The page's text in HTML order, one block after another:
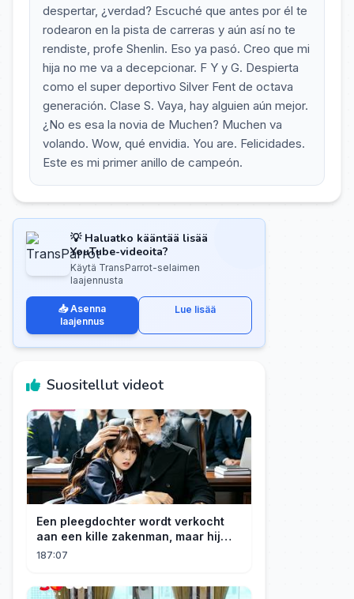
despertar, ¿verdad? Escuché que antes por él te
rodearon en la pista de carreras y aún así no te
rendiste, profe Shenlin. Eso ya pasó. Creo que mi
hija no me va a decepcionar. F Y y G. Despierta
como el super deportivo Silver Fent de octava
generación. Clase S. Vaya, hay alguien aún mejor.
¿No es esa la novia de Muchen? Muchen va
volando. Wow, qué envidia. You are. Felicidades.
Este es mi primer anillo de campeón.
💡 Haluatko kääntää lisää
YouTube-videoita?
Käytä TransParrot-selaimen
laajennusta
📥 Asenna
laajennus
Lue lisää
Suositellut videot
Een pleegdochter wordt verkocht
aan een kille zakenman, maar hij
wordt verliefd op haar en neemt
187:07